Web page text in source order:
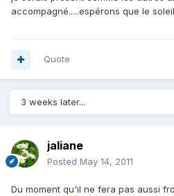
accompagné.....espérons que le
Quote
3 weeks later...
jaliane
Posted May 14, 2011
Du moment qu'il ne fera pas aussi